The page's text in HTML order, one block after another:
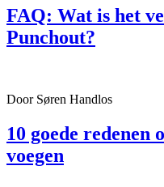
FAQ: Wat is het
Punchout?
Door Søren Handlos
10 goede redenen
voegen